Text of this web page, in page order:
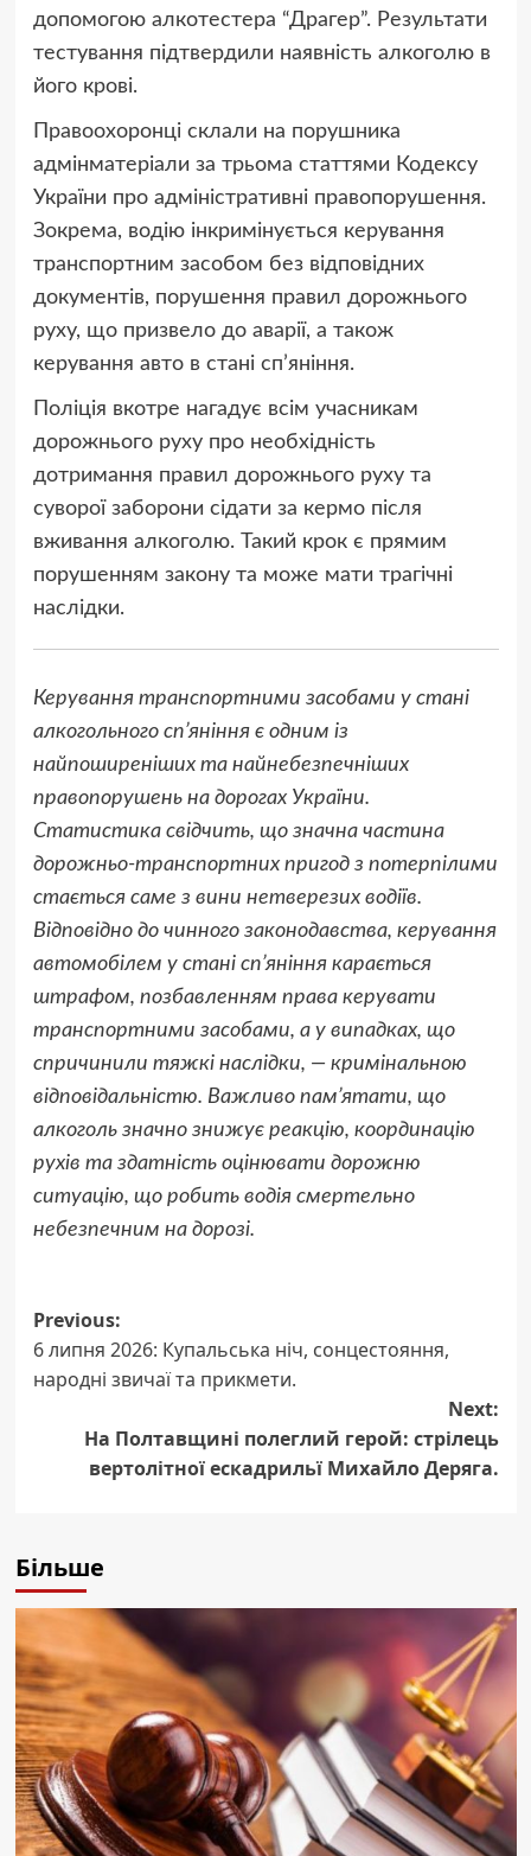
допомогою алкотестера “Драгер”. Результати
тестування підтвердили наявність алкоголю в
його крові.
Правоохоронці склали на порушника
адмінматеріали за трьома статтями Кодексу
України про адміністративні правопорушення.
Зокрема, водію інкримінується керування
транспортним засобом без відповідних
документів, порушення правил дорожнього
руху, що призвело до аварії, а також
керування авто в стані сп’яніння.
Поліція вкотре нагадує всім учасникам
дорожнього руху про необхідність
дотримання правил дорожнього руху та
суворої заборони сідати за кермо після
вживання алкоголю. Такий крок є прямим
порушенням закону та може мати трагічні
наслідки.
Керування транспортними засобами у стані
алкогольного сп’яніння є одним із
найпоширеніших та найнебезпечніших
правопорушень на дорогах України.
Статистика свідчить, що значна частина
дорожньо-транспортних пригод з потерпілими
стається саме з вини нетверезих водіїв.
Відповідно до чинного законодавства, керування
автомобілем у стані сп’яніння карається
штрафом, позбавленням права керувати
транспортними засобами, а у випадках, що
спричинили тяжкі наслідки, — кримінальною
відповідальністю. Важливо пам’ятати, що
алкоголь значно знижує реакцію, координацію
рухів та здатність оцінювати дорожню
ситуацію, що робить водія смертельно
небезпечним на дорозі.
Post
navigation
Previous:
6 липня 2026: Купальська ніч, сонцестояння,
народні звичаї та прикмети.
Next:
На Полтавщині полеглий герой: стрілець
вертолітної ескадрильї Михайло Деряга.
Більше